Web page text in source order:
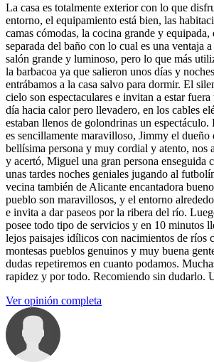
La casa es totalmente exterior con lo que
entorno, el equipamiento está bien, las
camas cómodas, la cocina grande y equipada,
separada del baño con lo cual es una ventaja
salón grande y luminoso, pero lo que más
la barbacoa ya que salieron unos días y
entrábamos a la casa salvo para dormir. El
cielo son espectaculares e invitan a estar
día hacia calor pero llevadero, en los cables
estaban llenos de golondrinas un
es sencillamente maravilloso, Jimmy el dueño
bellísima persona y muy cordial y atento, nos
y acertó, Miguel una gran persona enseguida
unas tardes noches geniales jugando al
vecina también de Alicante encantadora
pueblo son maravillosos, y el entorno
e invita a dar paseos por la ribera del río.
posee todo tipo de servicios y en 10 minutos
lejos paisajes idílicos con nacimientos de ríos
montesas pueblos genuinos y muy buena
dudas repetiremos en cuanto podamos.
rapidez y por todo. Recomiendo sin dudarlo.
Ver opinión completa